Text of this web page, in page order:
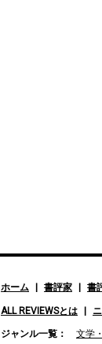
ホーム 書評家 書
ALL REVIEWSとは
ジャンル一覧： 文学